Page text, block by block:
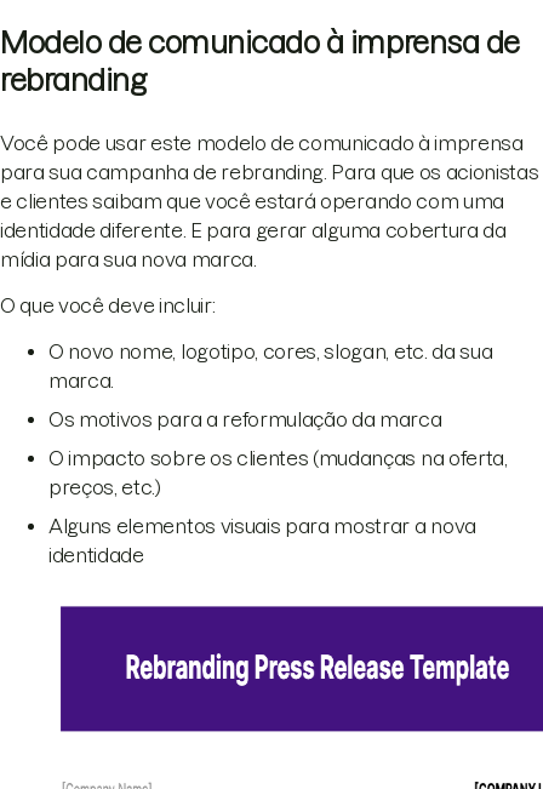
Modelo de comunicado à imprensa de
rebranding
Você pode usar este modelo de comunicado à imprensa
para sua campanha de rebranding. Para que os acionistas
e clientes saibam que você estará operando com uma
identidade diferente. E para gerar alguma cobertura da
mídia para sua nova marca.
O que você deve incluir:
O novo nome, logotipo, cores, slogan, etc. da sua
marca.
Os motivos para a reformulação da marca
O impacto sobre os clientes (mudanças na oferta,
preços, etc.)
Alguns elementos visuais para mostrar a nova
identidade